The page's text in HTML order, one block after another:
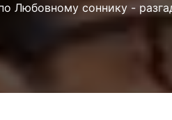
Любовному соннику -